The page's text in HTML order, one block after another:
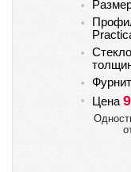
Цена